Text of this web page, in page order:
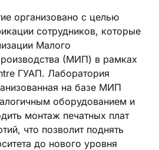
организовано с целью
сотрудников, которые
Малого
(МИП) в рамках
ГУАП. Лаборатория
на базе МИП
оборудованием и
монтаж печатных плат
что позволит поднять
до нового уровня